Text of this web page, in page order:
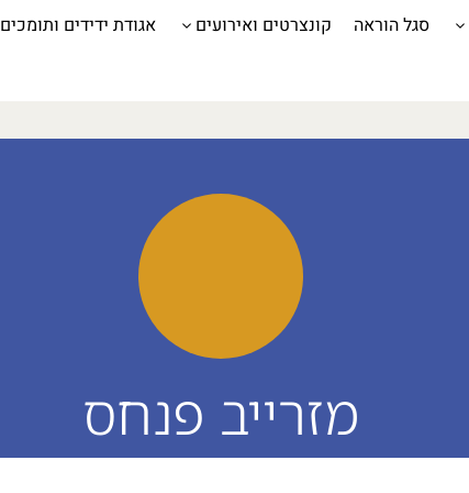
סגל הוראה קונצרטים ואירועים אגודת ידידים ותומכים
מזרייב פנחס